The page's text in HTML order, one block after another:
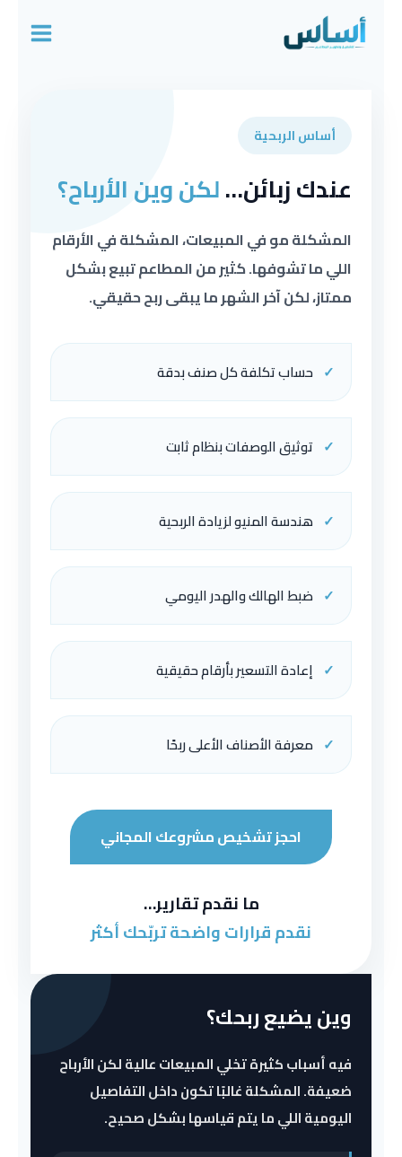
أساس الربحية
عندك زبائن…لكن وين الأرباح؟
المشكلة مو في المبيعات، المشكلة في الأرقام
اللي ما تشوفها. كثير من المطاعم تبيع بشكل
ممتاز، لكن آخر الشهر ما يبقى ربح حقيقي.
✓ حساب تكلفة كل صنف بدقة
✓ توثيق الوصفات بنظام ثابت
✓ هندسة المنيو لزيادة الربحية
✓ ضبط الهالك والهدر اليومي
✓ إعادة التسعير بأرقام حقيقية
✓ معرفة الأصناف الأعلى ربحًا
احجز تشخيص مشروعك المجاني
ما نقدم تقارير…
نقدم قرارات واضحة تربّحك أكثر
وين يضيع ربحك؟
فيه أسباب كثيرة تخلي المبيعات عالية لكن الأرباح
ضعيفة. المشكلة غالبًا تكون داخل التفاصيل
اليومية اللي ما يتم قياسها بشكل صحيح.